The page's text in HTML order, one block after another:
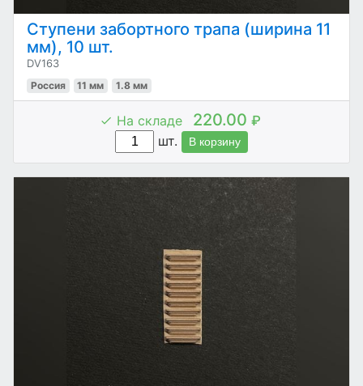
Ступени забортного трапа (ширина 11
мм), 10 шт.
DV163
Россия 11 мм 1.8 мм
На складе 220.00 ₽
шт.
В корзину